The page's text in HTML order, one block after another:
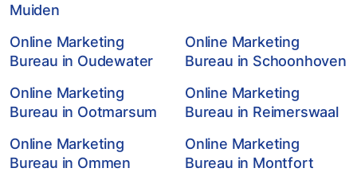
Muiden
Online Marketing
Bureau in Oudewater
Online Marketing
Bureau in Schoonhoven
Online Marketing
Bureau in Ootmarsum
Online Marketing
Bureau in Reimerswaal
Online Marketing
Bureau in Ommen
Online Marketing
Bureau in Montfort